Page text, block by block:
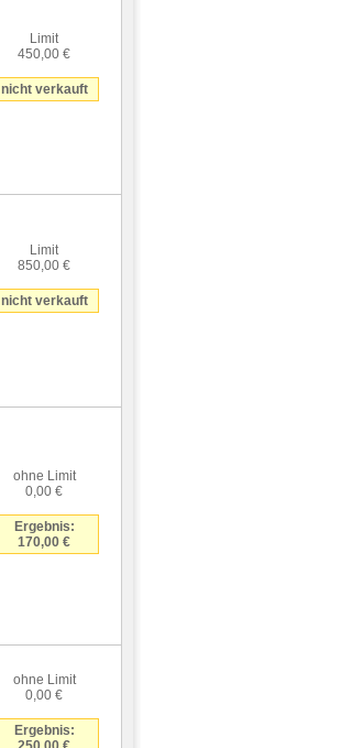
Limit
450,00 €
nicht verkauft
Limit
850,00 €
nicht verkauft
ohne Limit
0,00 €
Ergebnis:
170,00 €
ohne Limit
0,00 €
Ergebnis: